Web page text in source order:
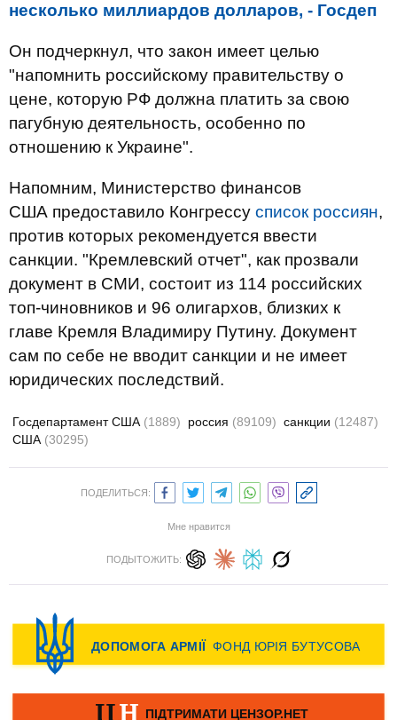
несколько миллиардов долларов, - Госдеп
Он подчеркнул, что закон имеет целью
"напомнить российскому правительству о
цене, которую РФ должна платить за свою
пагубную деятельность, особенно по
отношению к Украине".
Напомним, Министерство финансов
США предоставило Конгрессу список россиян,
против которых рекомендуется ввести
санкции. "Кремлевский отчет", как прозвали
документ в СМИ, состоит из 114 российских
топ-чиновников и 96 олигархов, близких к
главе Кремля Владимиру Путину. Документ
сам по себе не вводит санкции и не имеет
юридических последствий.
Госдепартамент США (1889) россия (89109) санкции (12487)
США (30295)
ПОДЕЛИТЬСЯ:
Мне нравится
ПОДЫТОЖИТЬ: